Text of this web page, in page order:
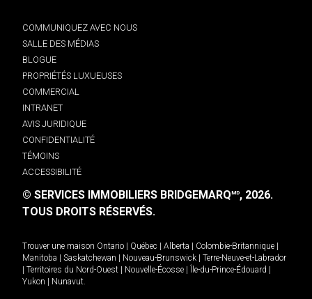
COMMUNIQUEZ AVEC NOUS
SALLE DES MÉDIAS
BLOGUE
PROPRIÉTÉS LUXUEUSES
COMMERCIAL
INTRANET
AVIS JURIDIQUE
CONFIDENTIALITÉ
TÉMOINS
ACCESSIBILITÉ
© SERVICES IMMOBILIERS BRIDGEMARQMD, 2026.
TOUS DROITS RÉSERVÉS.
Trouver une maison Ontario Québec Alberta Colombie-Britannique
Manitoba
Saskatchewan Nouveau-Brunswick
Terre-Neuve-et-Labrador
Territoires du Nord-Ouest Nouvelle-Écosse Île-du-Prince-Édouard
Yukon
Nunavut.